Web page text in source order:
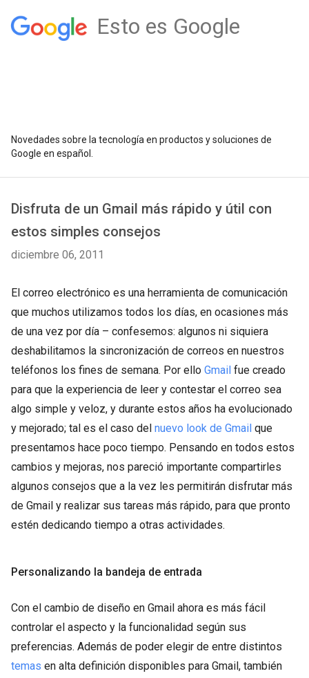
Esto es Google
Novedades sobre la tecnología en productos y soluciones de
Google en español.
Disfruta de un Gmail más rápido y útil con
estos simples consejos
diciembre 06, 2011
El correo electrónico es una herramienta de comunicación
que muchos utilizamos todos los días, en ocasiones más
de una vez por día – confesemos: algunos ni siquiera
deshabilitamos la sincronización de correos en nuestros
teléfonos los fines de semana. Por ello Gmail fue creado
para que la experiencia de leer y contestar el correo sea
algo simple y veloz, y durante estos años ha evolucionado
y mejorado; tal es el caso del nuevo look de Gmail que
presentamos hace poco tiempo. Pensando en todos estos
cambios y mejoras, nos pareció importante compartirles
algunos consejos que a la vez les permitirán disfrutar más
de Gmail y realizar sus tareas más rápido, para que pronto
estén dedicando tiempo a otras actividades.
Personalizando la bandeja de entrada
Con el cambio de diseño en Gmail ahora es más fácil
controlar el aspecto y la funcionalidad según sus
preferencias. Además de poder elegir de entre distintos
temas en alta definición disponibles para Gmail, también